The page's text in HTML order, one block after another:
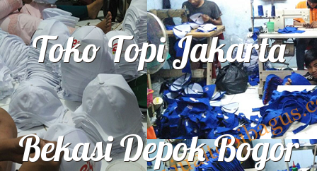
Toko Topi Jakarta
Bekasi Depok Bogor